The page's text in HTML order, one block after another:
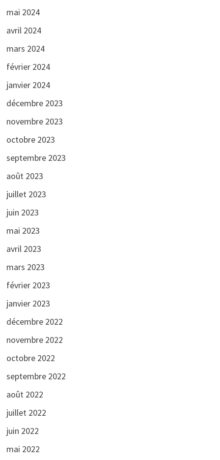
mai 2024
avril 2024
mars 2024
février 2024
janvier 2024
décembre 2023
novembre 2023
octobre 2023
septembre 2023
août 2023
juillet 2023
juin 2023
mai 2023
avril 2023
mars 2023
février 2023
janvier 2023
décembre 2022
novembre 2022
octobre 2022
septembre 2022
août 2022
juillet 2022
juin 2022
mai 2022